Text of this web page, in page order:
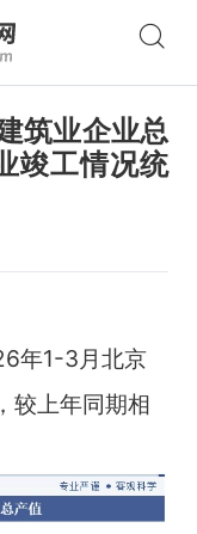
筑业企业总
竣工情况统
年1-3月北京
较上年同期相